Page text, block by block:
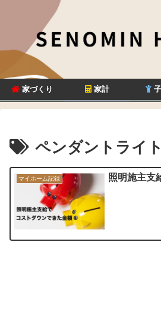
家づくり 家計
ペンダントライト
マイホーム記録 照明施主支